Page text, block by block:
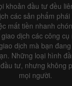
khoản đầu tư đều
các sản phẩm
mất tiền nhanh
dịch các công
dịch mà bạn
Những loại hình
tư, nhưng không
mọi người.